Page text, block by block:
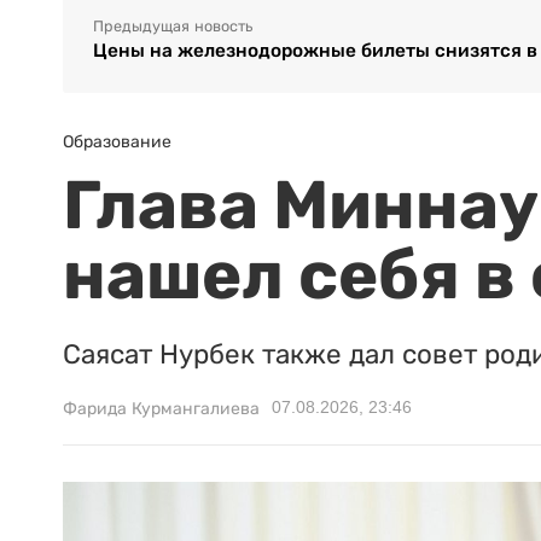
Предыдущая новость
Цены на железнодорожные билеты снизятся в
Образование
Глава
нашел себя в
Саясат Нурбек также дал совет
Фарида Курмангалиева 07.08.2026, 23:46